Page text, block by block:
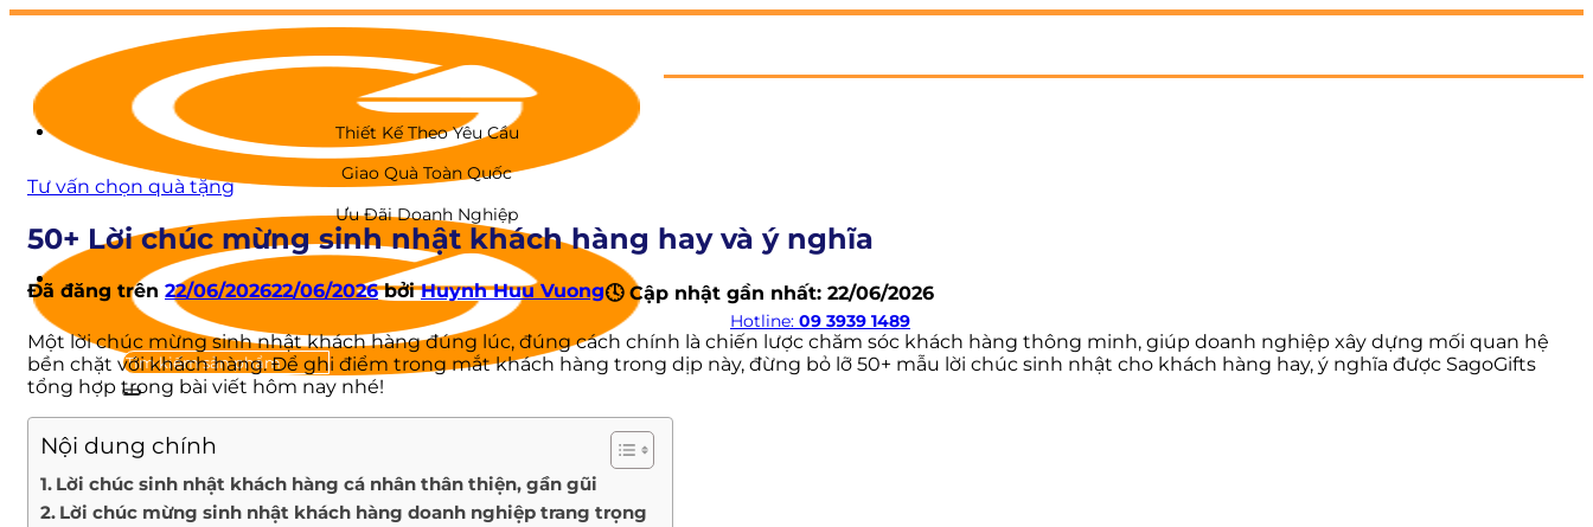
Chuyển
dung
GIỚI THIỆU
QUÀ TẾT
Hộp quà Tết
Thiết Kế Theo Yêu Cầu
Giao Quà Toàn Quốc
Ưu Đãi Doanh Nghiệp
Hotline: 09 3939 1489
Tư vấn chọn quà tặng
50+ Lời chúc mừng sinh nhật khách hàng hay và ý nghĩa
Đã đăng trên 22/06/202622/06/2026 bởiHuynh Huu Vuong🕓 Cập nhật gần nhất: 22/06/2026
Một lời chúc mừng sinh nhật khách hàng đúng lúc, đúng cách chính là chiến lược chăm sóc khách hàng thông minh, giúp doanh nghiệp xây dựng mối quan hệ
bền chặt với khách hàng. Để ghi điểm trong mắt khách hàng trong dịp này, đừng bỏ lỡ 50+ mẫu lời chúc sinh nhật cho khách hàng hay, ý nghĩa được SagoGifts
tổng hợp trong bài viết hôm nay nhé!
Nội dung chính
Lời chúc sinh nhật khách hàng cá nhân thân thiện, gần gũi
Lời chúc mừng sinh nhật khách hàng doanh nghiệp trang trọng